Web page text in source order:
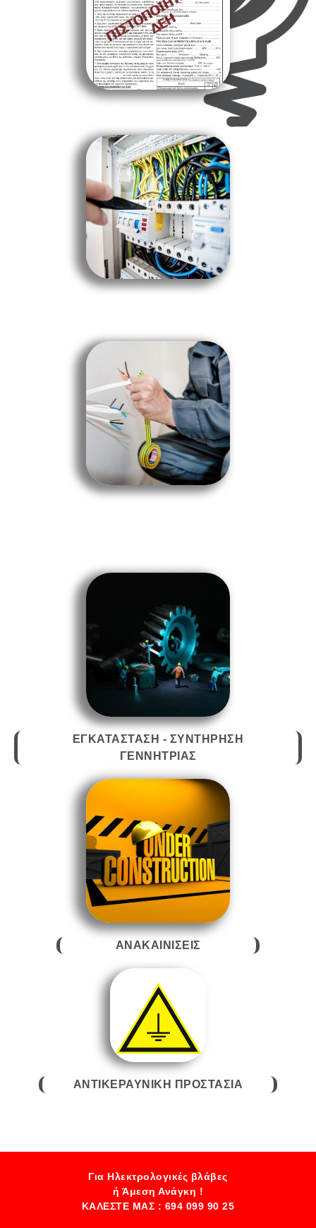
ΠΙΣΤΟΠΟΙΗΤΙΚΟ ΔΕΗ
ΕΓΚΑΤΑΣΤΑΣΗ - ΣΥΝΤΗΡΗΣΗ
ΓΕΝΝΗΤΡΙΑΣ
ΑΝΑΚΑΙΝΙΣΕΙΣ
ΑΝΤΙΚΕΡΑΥΝΙΚΗ ΠΡΟΣΤΑΣΙΑ
Για Ηλεκτρολογικές βλάβες
ή Άμεση Ανάγκη !
ΚΑΛΕΣΤΕ ΜΑΣ : 694 099 90 25